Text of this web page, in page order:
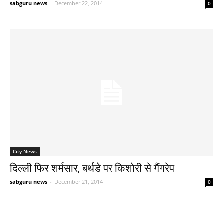
sabguru news - December 22, 2014 0
City News
दिल्ली फिर शर्मसार, बर्थडे पर किशोरी से गैंगरेप
sabguru news - December 21, 2014 0